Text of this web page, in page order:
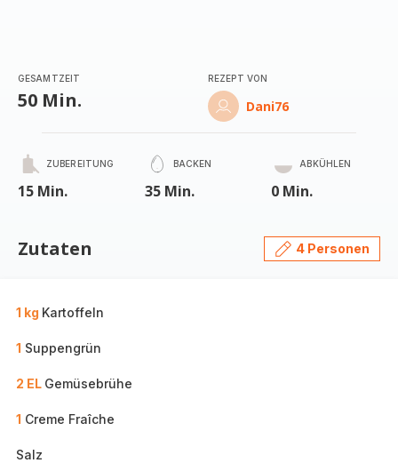
GESAMTZEIT
50 Min.
REZEPT VON
Dani76
ZUBEREITUNG
15 Min.
BACKEN
35 Min.
ABKÜHLEN
0 Min.
Zutaten 4 Personen
1 kg Kartoffeln
1 Suppengrün
2 EL Gemüsebrühe
1 Creme Fraîche
Salz